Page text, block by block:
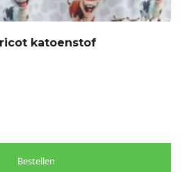
katoenstof
Bestellen